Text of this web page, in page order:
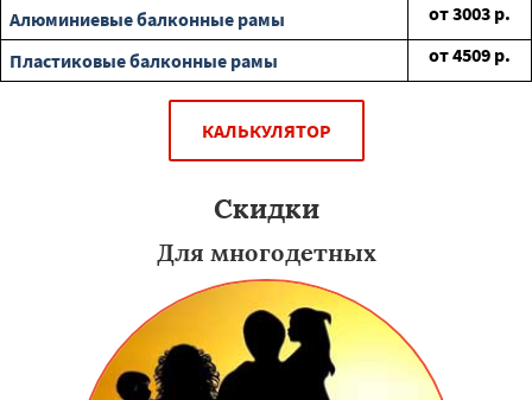
Алюминиевые балконные рамы
от3003 р.
Пластиковые балконные рамы
от4509 р.
КАЛЬКУЛЯТОР
Скидки
Для многодетных